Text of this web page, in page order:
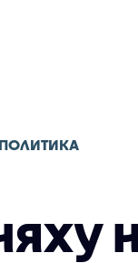
ПОЛИТИКА